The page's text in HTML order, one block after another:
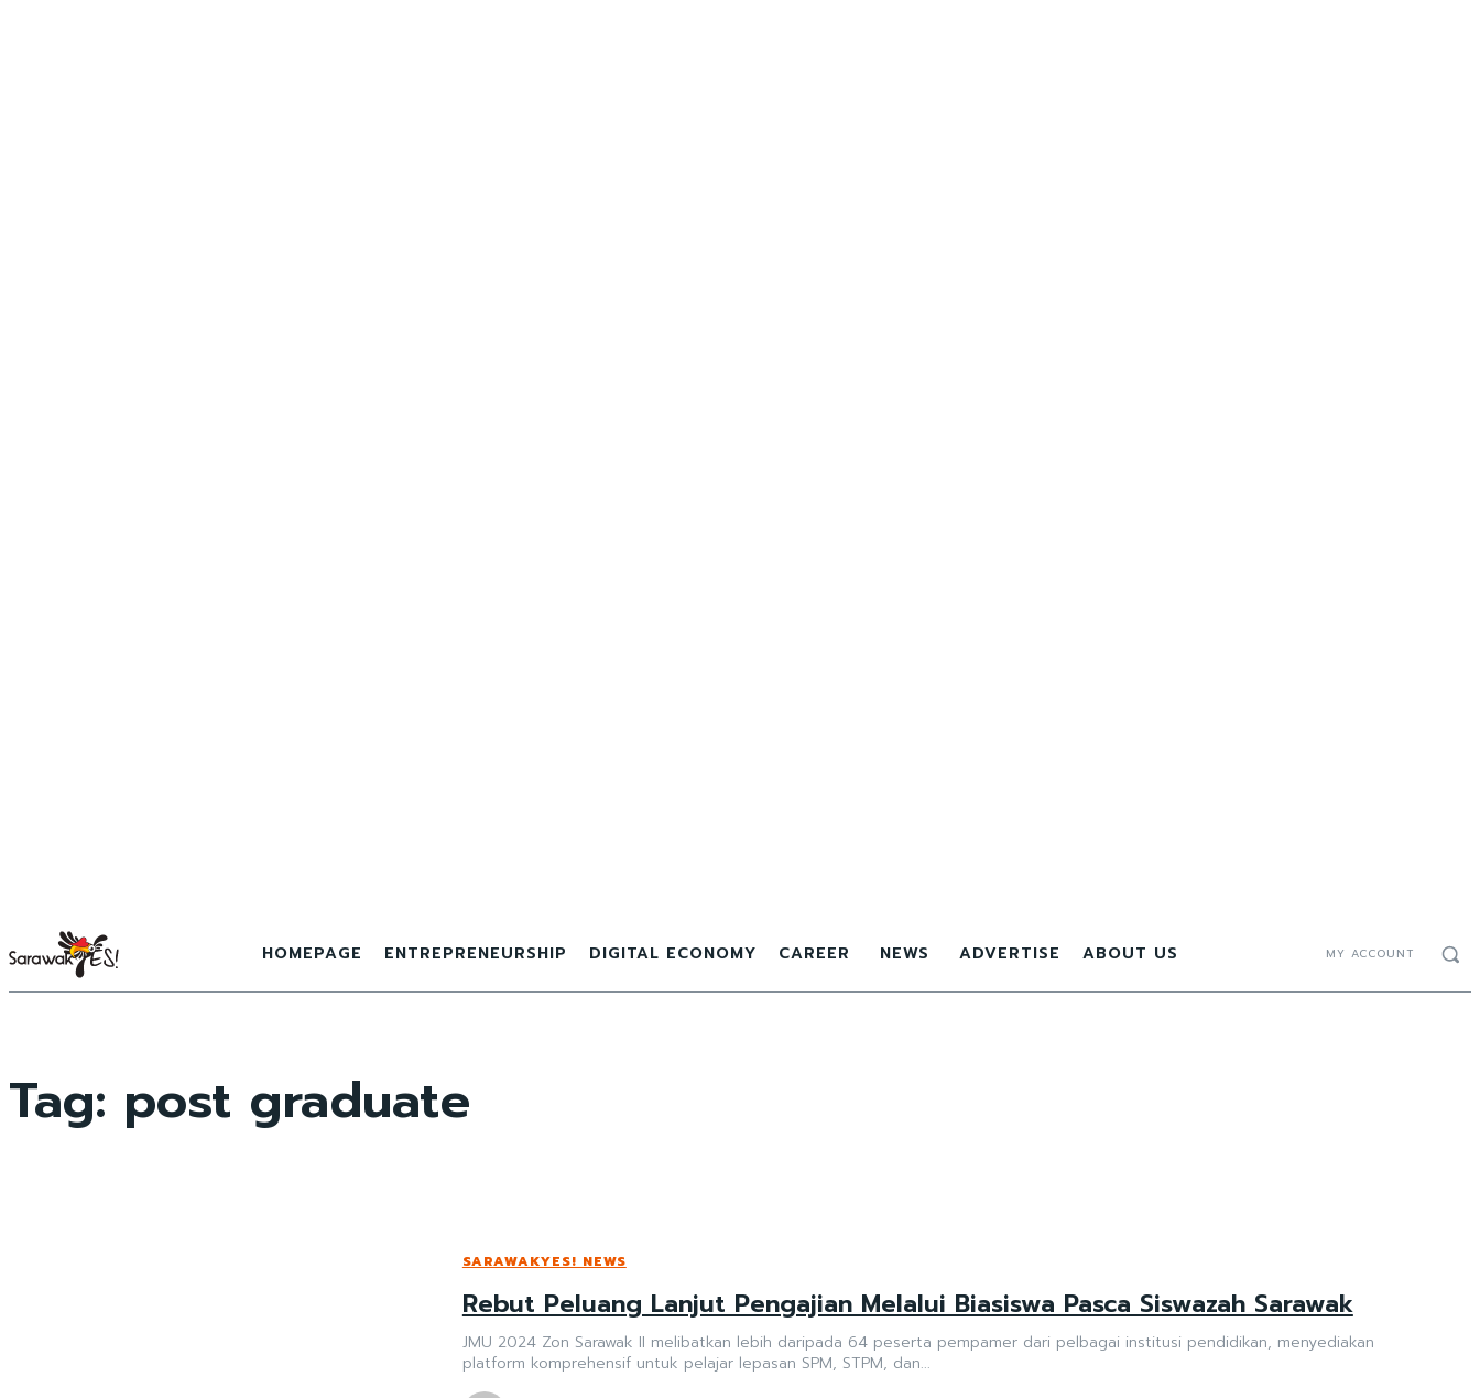
HOMEPAGE ENTREPRENEURSHIP DIGITAL ECONOMY CAREER NEWS ADVERTISE ABOUT US MY ACCOUNT
Tag: post graduate
SARAWAKYES! NEWS
Rebut Peluang Lanjut Pengajian Melalui Biasiswa Pasca Siswazah Sarawak
JMU 2024 Zon Sarawak II melibatkan lebih daripada 64 peserta pempamer dari pelbagai institusi pendidikan, menyediakan
platform komprehensif untuk pelajar lepasan SPM, STPM, dan...